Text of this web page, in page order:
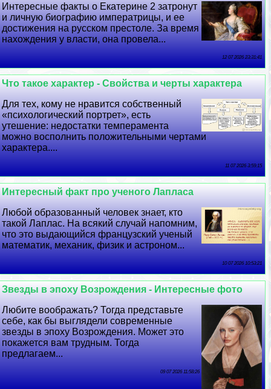
Интересные факты о Екатерине 2 затронут
и личную биографию императрицы, и ее
достижения на русском престоле. За время
нахождения у власти, она провела...
12 07 2026 23:31:41
Что такое хаpaктер - Свойства и черты хаpaктера
Для тех, кому не нравится собственный
«психологический портрет», есть
утешение: недостатки темперамента
можно восполнить положительными чертами
хаpaктера....
11 07 2026 3:59:15
Интересный факт про ученого Лапласа
Любой образованный человек знает, кто
такой Лаплас. На всякий случай напомним,
что это выдающийся французский ученый
математик, механик, физик и астроном...
10 07 2026 10:53:21
Звезды в эпоху Возрождения - Интересные фото
Любите воображать? Тогда представьте
себе, как бы выглядели современные
звезды в эпоху Возрождения. Может это
покажется вам трудным. Тогда
предлагаем...
09 07 2026 11:58:26